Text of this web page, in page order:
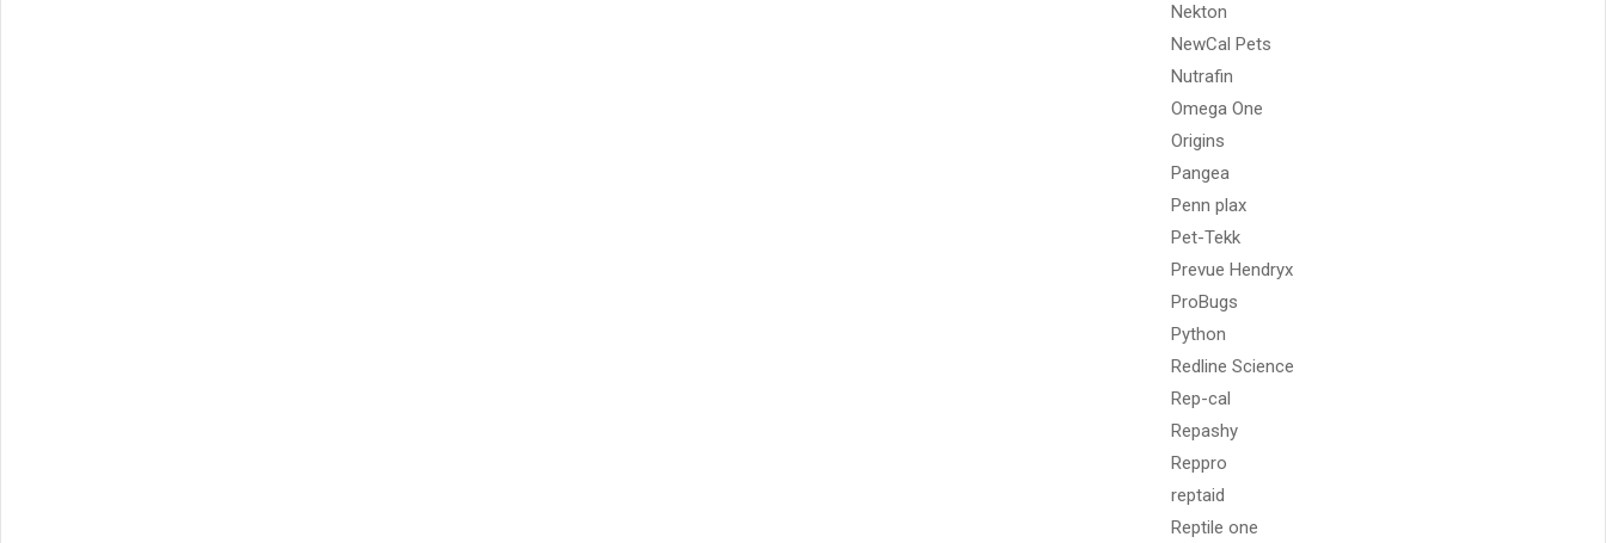
Nekton
NewCal Pets
Nutrafin
Omega One
Origins
Pangea
Penn plax
Pet-Tekk
Prevue Hendryx
ProBugs
Python
Redline Science
Rep-cal
Repashy
Reppro
reptaid
Reptile one